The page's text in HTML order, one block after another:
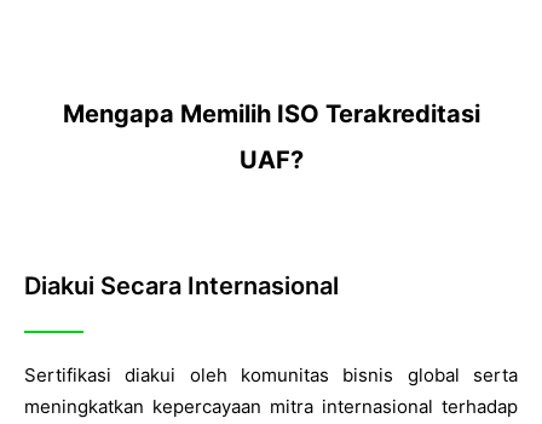
Mengapa Memilih ISO Terakreditasi
UAF?
Diakui Secara Internasional
Sertifikasi diakui oleh komunitas bisnis global serta
meningkatkan kepercayaan mitra internasional terhadap